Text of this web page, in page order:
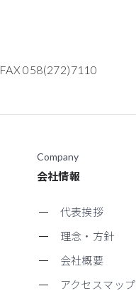
FAX 058(272)7110
Company
会社情報
代表挨拶
理念・方針
会社概要
アクセスマップ